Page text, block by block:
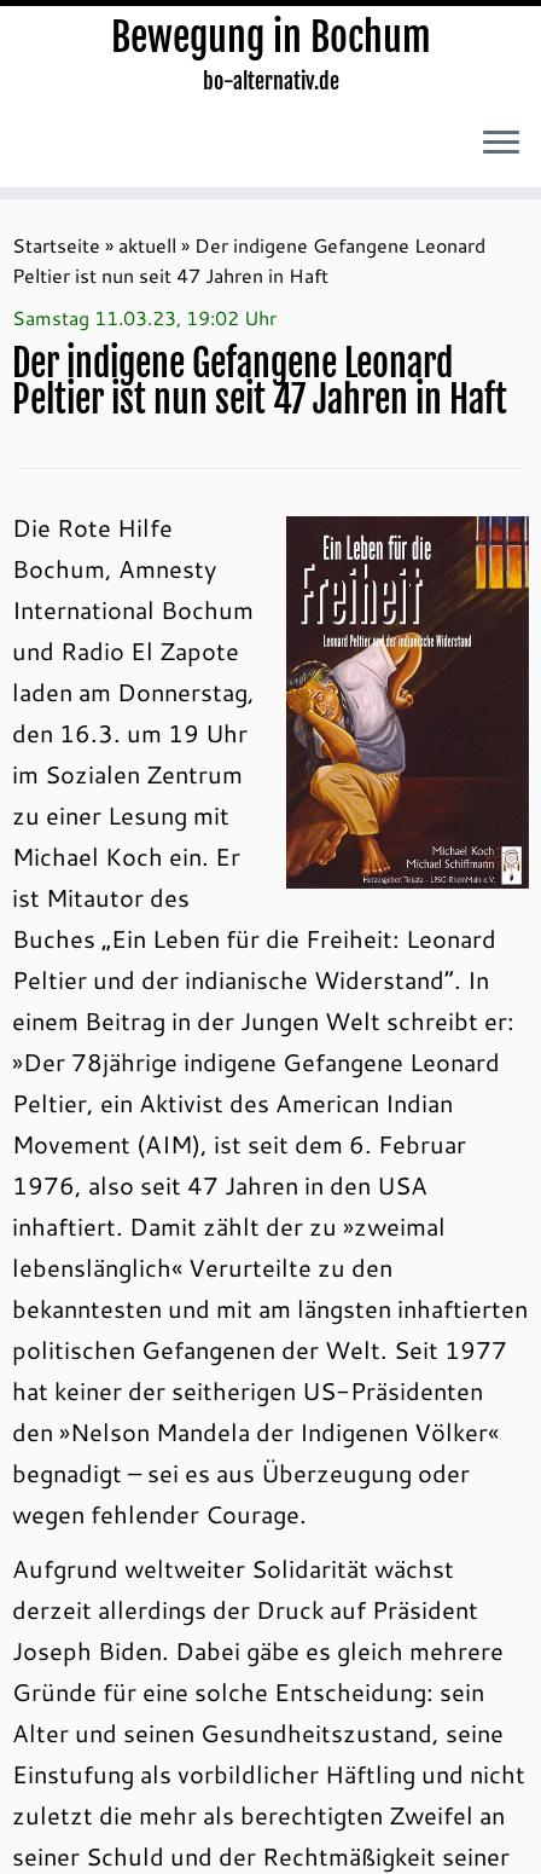
Inhalt
springen
Bewegung in Bochum
bo-alternativ.de
Startseite » aktuell » Der indigene Gefangene Leonard
Peltier ist nun seit 47 Jahren in Haft
Samstag 11.03.23, 19:02 Uhr
Der indigene Gefangene Leonard
Peltier ist nun seit 47 Jahren in Haft
Die Rote Hilfe
Bochum, Amnesty
International Bochum
und Radio El Zapote
laden am Donnerstag,
den 16.3. um 19 Uhr
im Sozialen Zentrum
zu einer Lesung mit
Michael Koch ein. Er
ist Mitautor des
Buches „Ein Leben für die Freiheit: Leonard
Peltier und der indianische ­Widerstand“. In
einem Beitrag in der Jungen Welt schreibt er:
»Der 78jährige indigene Gefangene Leonard
Peltier, ein Aktivist des American Indian
Movement (AIM), ist seit dem 6. Februar
1976, also seit 47 Jahren in den USA
inhaftiert. Damit zählt der zu »zweimal
lebenslänglich« Verurteilte zu den
bekanntesten und mit am längsten inhaftierten
politischen Gefangenen der Welt. Seit 1977
hat keiner der seitherigen US-Präsidenten
den »Nelson Mandela der Indigenen Völker«
begnadigt – sei es aus Überzeugung oder
wegen fehlender Courage.
Aufgrund weltweiter Solidarität wächst
derzeit allerdings der Druck auf Präsident
Joseph Biden. Dabei gäbe es gleich mehrere
Gründe für eine solche Entscheidung: sein
Alter und seinen Gesundheitszustand, seine
Einstufung als vorbildlicher Häftling und nicht
zuletzt die mehr als berechtigten Zweifel an
seiner Schuld und der Rechtmäßigkeit seiner